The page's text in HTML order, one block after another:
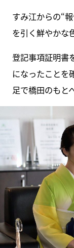
すみ江からの“
を引く鮮やかな
登記事項証明書
になったことを
足で橋田のもと